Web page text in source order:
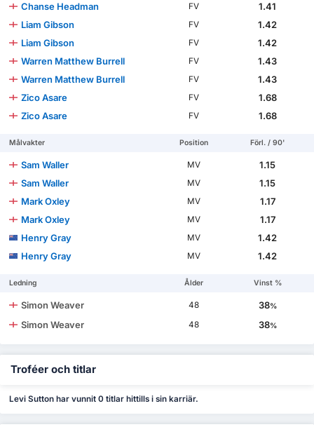
Chanse Headman
FV
1.41
Liam Gibson
FV
1.42
Liam Gibson
FV
1.42
Warren Matthew Burrell
FV
1.43
Warren Matthew Burrell
FV
1.43
Zico Asare
FV
1.68
Zico Asare
FV 1.68
Målvakter Position Förl. / 90'
Sam Waller MV
1.15
Sam Waller
MV
1.15
Mark Oxley
MV
1.17
Mark Oxley
MV
1.17
Henry Gray
MV
1.42
Henry Gray
MV 1.42
Ledning Ålder Vinst %
Simon Weaver 48 38%
Simon Weaver 48 38%
Troféer och titlar
Levi Sutton har vunnit 0 titlar hittills i sin karriär.